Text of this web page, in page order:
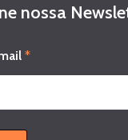
nossa
*